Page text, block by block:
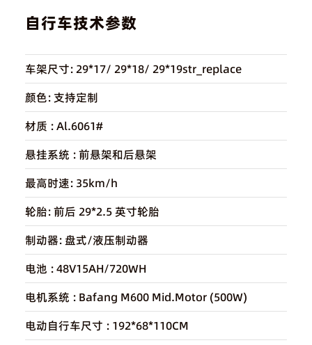
自行车技术参数
车架尺寸:29*17/ 29*18/ 29*19str_replace
颜色: 支持定制
材质 :Al.6061#
悬挂系统 :前悬架和后悬架
最高时速: 35km/h
轮胎:前后 29*2.5 英寸轮胎
制动器: 盘式/液压制动器
电池 :48V15AH/720WH
电机系统 : Bafang M600 Mid.Motor (500W)
电动自行车尺寸 : 192*68*110CM